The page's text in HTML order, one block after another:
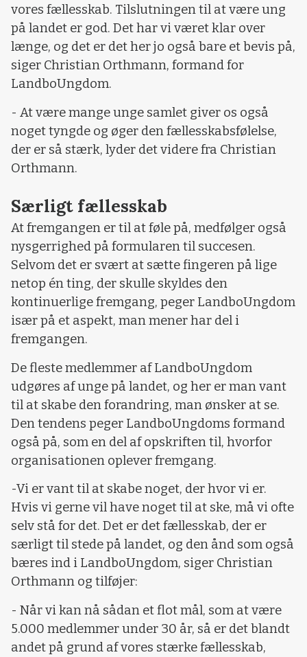
vores fællesskab. Tilslutningen til at være ung
på landet er god. Det har vi været klar over
længe, og det er det her jo også bare et bevis på,
siger Christian Orthmann, formand for
LandboUngdom.
- At være mange unge samlet giver os også
noget tyngde og øger den fællesskabsfølelse,
der er så stærk, lyder det videre fra Christian
Orthmann.
Særligt fællesskab
At fremgangen er til at føle på, medfølger også
nysgerrighed på formularen til succesen.
Selvom det er svært at sætte fingeren på lige
netop én ting, der skulle skyldes den
kontinuerlige fremgang, peger LandboUngdom
især på et aspekt, man mener har del i
fremgangen.
De fleste medlemmer af LandboUngdom
udgøres af unge på landet, og her er man vant
til at skabe den forandring, man ønsker at se.
Den tendens peger LandboUngdoms formand
også på, som en del af opskriften til, hvorfor
organisationen oplever fremgang.
-Vi er vant til at skabe noget, der hvor vi er.
Hvis vi gerne vil have noget til at ske, må vi ofte
selv stå for det. Det er det fællesskab, der er
særligt til stede på landet, og den ånd som også
bæres ind i LandboUngdom, siger Christian
Orthmann og tilføjer:
- Når vi kan nå sådan et flot mål, som at være
5.000 medlemmer under 30 år, så er det blandt
andet på grund af vores stærke fællesskab,